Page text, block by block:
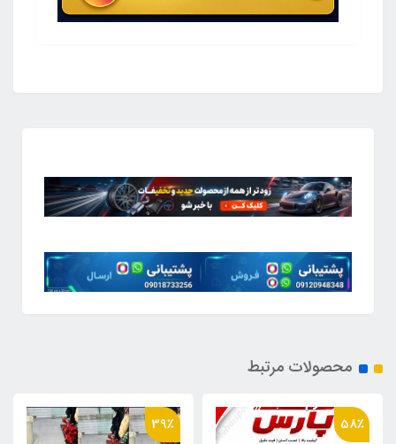
محصولات مرتبط
39٪ 56٪